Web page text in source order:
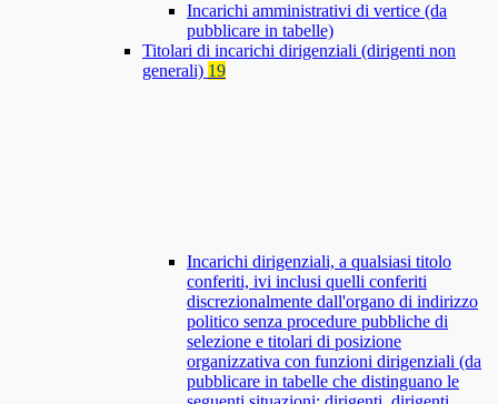
Incarichi amministrativi di vertice (da
pubblicare in tabelle)
Titolari di incarichi dirigenziali (dirigenti non
generali) 19
Incarichi dirigenziali, a qualsiasi titolo
conferiti, ivi inclusi quelli conferiti
discrezionalmente dall'organo di indirizzo
politico senza procedure pubbliche di
selezione e titolari di posizione
organizzativa con funzioni dirigenziali (da
pubblicare in tabelle che distinguano le